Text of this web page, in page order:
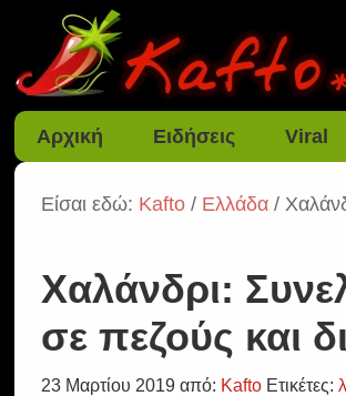
Αρχική Ειδήσεις Viral
Είσαι εδώ: Kafto / Ελλάδα /
Χαλάνδρι:
σε πεζούς και
23 Μαρτίου 2019 από: Kafto Ετικέτες: